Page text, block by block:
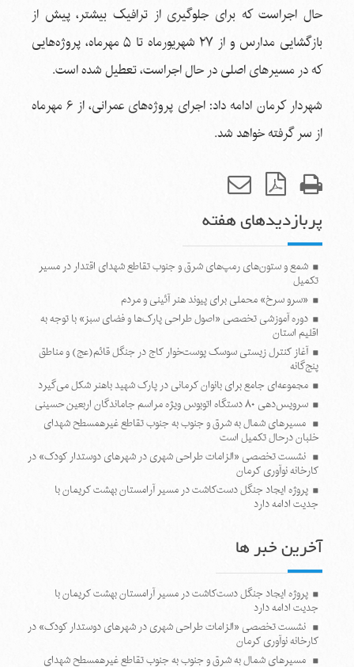
حال اجراست که برای جلوگیری از ترافیک بیشتر، پیش از
بازگشایی مدارس و از ۲۷ شهریورماه تا ۵ مهرماه، پروژه‌هایی
که در مسیرهای اصلی در حال اجراست، تعطیل شده است.
شهردار کرمان ادامه داد: اجرای پروژه‌های عمرانی، از ۶ مهرماه
از سر گرفته خواهد شد.
پربازدیدهای هفته
شمع و ستون‌های رمپ‌های شرق و جنوب تقاطع شهدای اقتدار در مسیر
تکمیل
«سرو سرخ» محملی برای پیوند هنر آئینی و مردم
دوره آموزشی تخصصی «اصول طراحی پارک‌ها و فضای سبز» با توجه به
اقلیم استان
آغاز کنترل زیستی سوسک پوست‌خوار کاج در جنگل قائم(عج) و مناطق
پنج‌گانه
مجموعه‌ای جامع برای بانوان کرمانی در پارک شهید باهنر شکل می‌گیرد
سرویس‌دهی ۸۰ دستگاه اتوبوس ویژه مراسم جاماندگان اربعین حسینی
مسیرهای شمال به شرق و جنوب به جنوب تقاطع غیرهمسطح شهدای
خلبان درحال تکمیل است
نشست تخصصی «الزامات طراحی شهری در شهرهای دوستدار کودک» در
کارخانه نوآوری کرمان
پروژه ایجاد جنگل دست‌کاشت در مسیر آرامستان بهشت کریمان با
جدیت ادامه دارد
آخرین خبر ها
پروژه ایجاد جنگل دست‌کاشت در مسیر آرامستان بهشت کریمان با
جدیت ادامه دارد
نشست تخصصی «الزامات طراحی شهری در شهرهای دوستدار کودک» در
کارخانه نوآوری کرمان
مسیرهای شمال به شرق و جنوب به جنوب تقاطع غیرهمسطح شهدای